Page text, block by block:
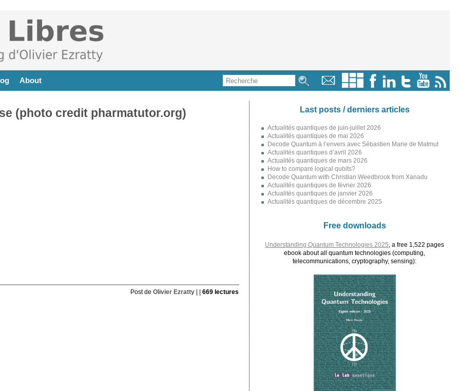
About
(photo credit pharmatutor.org)
Post de Olivier Ezratty| | 669 lectures
Last posts / derniers articles
Actualités quantiques de juin-juillet 2026
Actualités quantiques de mai 2026
Decode Quantum à l’envers avec Sébastien Marie de Matmut
Actualités quantiques d’avril 2026
Actualités quantiques de mars 2026
How to compare logical qubits?
Decode Quantum with Christian Weedbrook from Xanadu
Actualités quantiques de février 2026
Actualités quantiques de janvier 2026
Actualités quantiques de décembre 2025
Free downloads
Understanding Quantum Technologies 2025 , a free 1,522 pages
ebook about all quantum technologies (computing,
telecommunications, cryptography, sensing):